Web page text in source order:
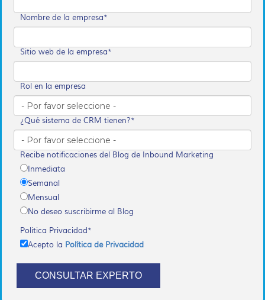
Nombre de la empresa*
Sitio web de la empresa*
Rol en la empresa
¿Qué sistema de CRM tienen?*
Recibe notificaciones del Blog de Inbound Marketing
Inmediata
Semanal
Mensual
No deseo suscribirme al Blog
Politica Privacidad*
Acepto la Política de Privacidad